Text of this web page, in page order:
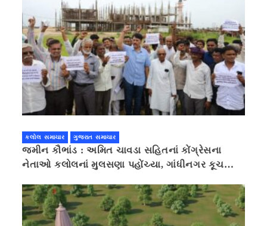
કલોલ સમાચાર ગુજરાત સમાચાર
જમીન કૌભાંડ : અમિત ચાવડા સહિતનાં કોંગ્રેસના
નેતાઓ કલોલનાં મુલસણા પહોંચ્યા, ગાંધીનગર કૂચ